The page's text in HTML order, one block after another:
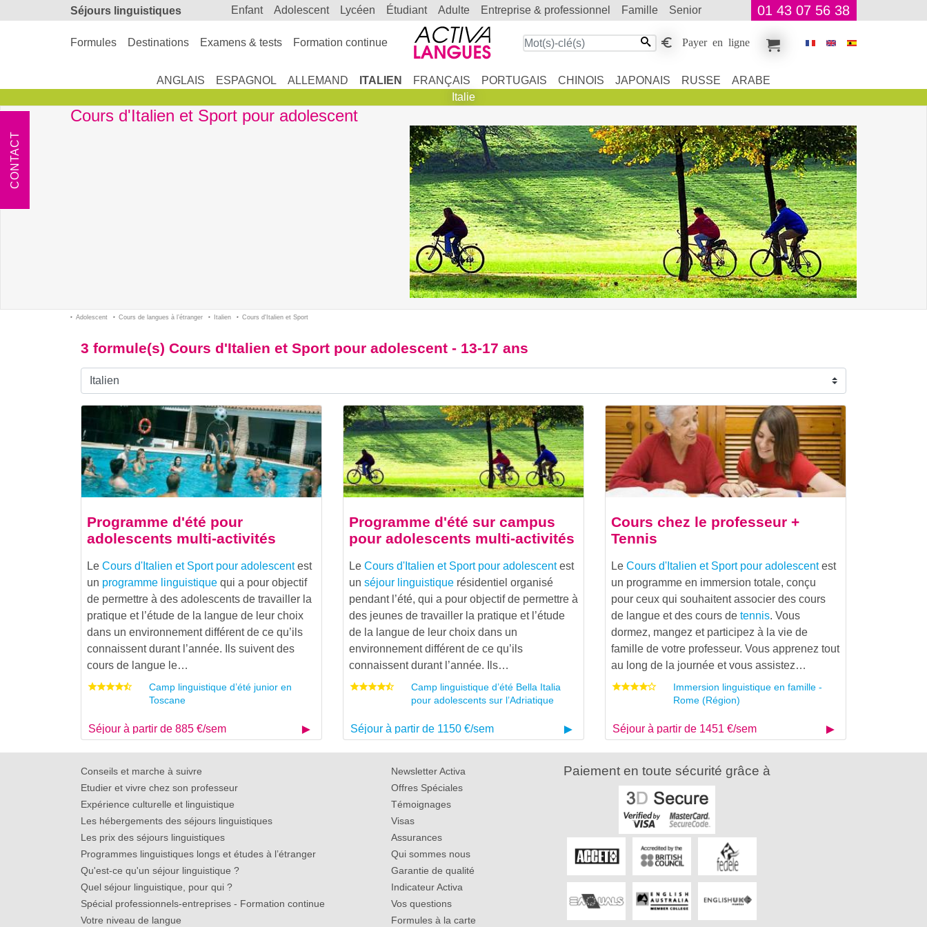
Séjours linguistiques enfant adolescent lycéen étudiant adulte entreprise & professionnel famille senior 01 43 07 56 38
Formules Destinations Examens & tests Formation continue Payer en ligne
ANGLAIS ESPAGNOL ALLEMAND ITALIEN FRANÇAIS PORTUGAIS CHINOIS JAPONAIS RUSSE
ARABE
Italie
Cours d'Italien et Sport pour adolescent
Adolescent Cours de langues à l’étranger Italien Cours d'Italien et Sport
3 formule(s) Cours d'Italien et Sport pour adolescent - 13-17 ans
Programme d'été pour
adolescents multi-activités
Le Cours d'Italien et Sport pour adolescentest
un programme linguistique qui a pour objectif
de permettre à des adolescents de travailler la
pratique et l’étude de la langue de leur choix
dans un environnement différent de ce qu’ils
connaissent durant l’année. Ils suivent des
cours de langue le…
Camp linguistique d’été junior en
Toscane
Séjour à partir de 885 €/sem
Programme d'été sur campus
pour adolescents multi-activités
Le Cours d'Italien et Sport pour adolescentest
un séjour linguistiquerésidentiel organisé
pendant l’été, qui a pour objectif de permettre à
des jeunes de travailler la pratique et l’étude
de la langue de leur choix dans un
environnement différent de ce qu’ils
connaissent durant l’année. Ils…
Camp linguistique d’été Bella Italia
pour adolescents sur l’Adriatique
Séjour à partir de 1150 €/sem
Cours chez le professeur +
Tennis
Le Cours d'Italien et Sport pour adolescentest
un programme en immersion totale, conçu
pour ceux qui souhaitent associer des cours
de langue et des cours de tennis. Vous
dormez, mangez et participez à la vie de
famille de votre professeur. Vous apprenez tout
au long de la journée et vous assistez…
Immersion linguistique en famille -
Rome (Région)
Séjour à partir de 1451 €/sem
CONTACT
Conseils et marche à suivre
Etudier et vivre chez son professeur
Expérience culturelle et linguistique
Les hébergements des séjours linguistiques
Les prix des séjours linguistiques
Programmes linguistiques longs et études à l’étranger
Qu'est-ce qu'un séjour linguistique ?
Quel séjour linguistique, pour qui ?
Spécial professionnels-entreprises - Formation continue
Votre niveau de langue
Newsletter Activa
Offres Spéciales
Témoignages
Visas
Assurances
Qui sommes nous
Garantie de qualité
Indicateur Activa
Vos questions
Formules à la carte
Paiement en toute sécurité grâce à